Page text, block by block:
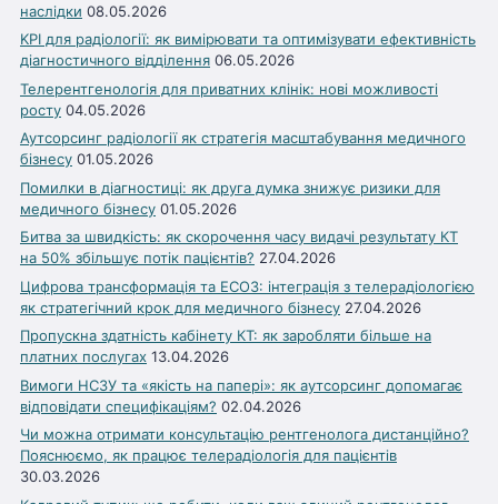
наслідки 08.05.2026
KPI для радіології: як вимірювати та оптимізувати ефективність
діагностичного відділення 06.05.2026
Телерентгенологія для приватних клінік: нові можливості
росту 04.05.2026
Аутсорсинг радіології як стратегія масштабування медичного
бізнесу 01.05.2026
Помилки в діагностиці: як друга думка знижує ризики для
медичного бізнесу 01.05.2026
Битва за швидкість: як скорочення часу видачі результату КТ
на 50% збільшує потік пацієнтів? 27.04.2026
Цифрова трансформація та ЕСОЗ: інтеграція з телерадіологією
як стратегічний крок для медичного бізнесу 27.04.2026
Пропускна здатність кабінету КТ: як заробляти більше на
платних послугах 13.04.2026
Вимоги НСЗУ та «якість на папері»: як аутсорсинг допомагає
відповідати специфікаціям? 02.04.2026
Чи можна отримати консультацію рентгенолога дистанційно?
Пояснюємо, як працює телерадіологія для пацієнтів
30.03.2026